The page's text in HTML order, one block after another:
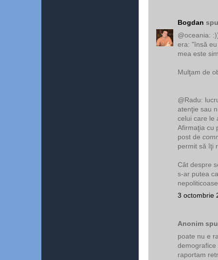
Bogdan
@oceania:
era: "însă
mea este
Mulţam de
@Radu:
atenţie sau
celui care le
Afirmaţia cu
post de
permit să îţi
Cât despre
s-ar putea
3 octombrie
Anonim
poate nu e
demografice
raportam